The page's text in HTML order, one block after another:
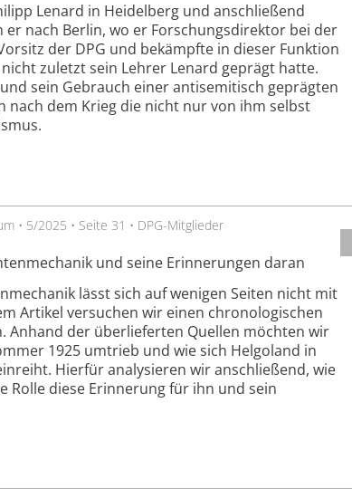
Lenard in Heidelberg und anschließend
er nach Berlin, wo er Forschungsdirektor bei der
der DPG und bekämpfte in dieser Funktion
zuletzt sein Lehrer Lenard geprägt hatte.
sein Gebrauch einer antisemitisch geprägten
nach dem Krieg die nicht nur von ihm selbst
• 5/2025 • Seite 31 • DPG-Mitglieder
und seine Erinnerungen daran
lässt sich auf wenigen Seiten nicht mit
Artikel versuchen wir einen chronologischen
Anhand der überlieferten Quellen möchten wir
1925 umtrieb und wie sich Helgoland in
Hierfür analysieren wir anschließend, wie
Rolle diese Erinnerung für ihn und sein